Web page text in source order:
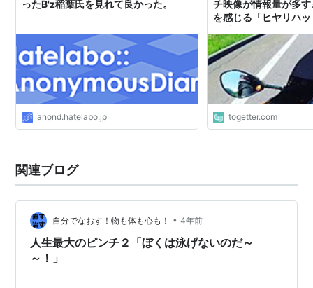
ったB'z稲葉氏を見れて良かった。
anond.hatelabo.jp
チ映像が情報量が多
を感じる「ヒヤリハ
togetter.com
関連ブログ
自分でなおす！物も体も心も！ • 4年前
人生最大のピンチ２「ぼくは泳げないのだ～
～！」